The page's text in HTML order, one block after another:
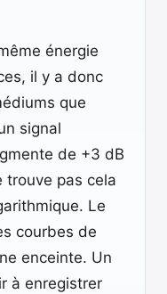
énergie
il y a donc
que
signal
de +3 dB
trouve pas cela
Le
courbes de
enceinte. Un
à enregistrer